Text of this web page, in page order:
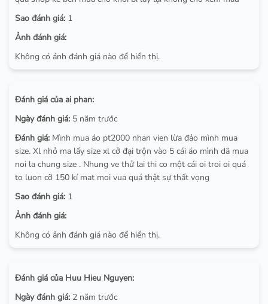
Sao đánh giá: 1
Ảnh đánh giá:
Không có ảnh đánh giá nào để hiển thị.
Đánh giá của ai phan:
Ngày đánh giá: 5 năm trước
Đánh giá: Mình mua áo pt2000 nhan vien lừa đảo mình mua
size. Xl nhỏ ma lấy size xl cở đại trộn vào 5 cái áo mình dã mua
noi la chung size . Nhung ve thử lai thi co một cái oi troi oi quá
to luon cỡ 150 kí mat moi vua quá thật sự thất vọng
Sao đánh giá: 1
Ảnh đánh giá:
Không có ảnh đánh giá nào để hiển thị.
Đánh giá của Huu Hieu Nguyen:
Ngày đánh giá: 2 năm trước